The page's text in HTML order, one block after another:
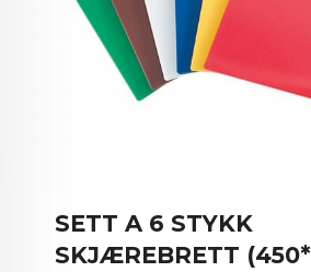
SETT A 6 STYKK
SKJÆREBRETT